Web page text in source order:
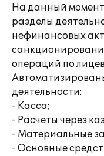
На данный
разделы
нефинансовых
операций по
деятельности:
- Касса;
- Расчеты через
- Материальные
- Основные